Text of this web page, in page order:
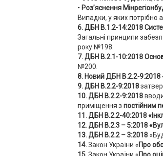
• Роз’яснення
Випадки, у яких потрібно
6. ДБН В.1.2-14:2018
Загальні принципи
року №198.
7. ДБН В.2.1-10:2018
№200.
8. Новий ДБН В.2.2-9:2018
9. ДБН В.2.2-9:2018
10. ДБН В.2.2-9:2018
приміщення з постійним
11. ДБН В.2.2-40:2018
12. ДБН В.2.3 – 5:2018
13. ДБН В.2.2 – 3:2018
14.Закон України «Про